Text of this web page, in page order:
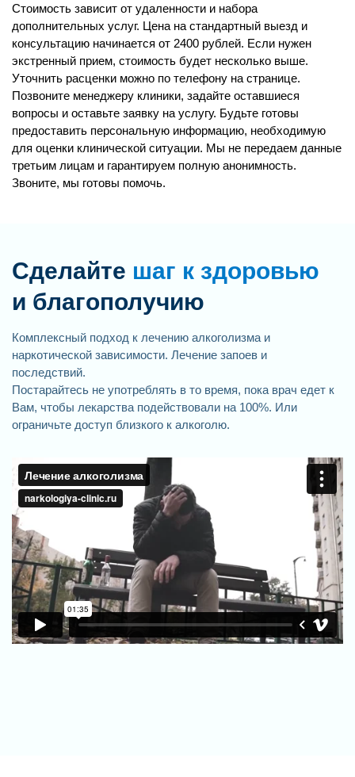
Стоимость зависит от удаленности и набора
дополнительных услуг. Цена на стандартный выезд и
консультацию начинается от 2400 рублей. Если нужен
экстренный прием, стоимость будет несколько выше.
Уточнить расценки можно по телефону на странице.
Позвоните менеджеру клиники, задайте оставшиеся
вопросы и оставьте заявку на услугу. Будьте готовы
предоставить персональную информацию, необходимую
для оценки клинической ситуации. Мы не передаем данные
третьим лицам и гарантируем полную анонимность.
Звоните, мы готовы помочь.
Сделайте шаг к здоровью
и благополучию
Комплексный подход к лечению алкоголизма и
наркотической зависимости. Лечение запоев и
последствий.
Постарайтесь не употреблять в то время, пока врач едет к
Вам, чтобы лекарства подействовали на 100%. Или
ограничьте доступ близкого к алкоголю.